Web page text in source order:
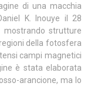
di una macchia
K. Inouye il 28
mostrando strutture
della fotosfera
campi magnetici
è stata elaborata
arancione, ma lo